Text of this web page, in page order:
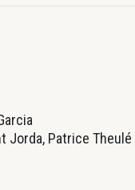
Jorda, Patrice Theulé